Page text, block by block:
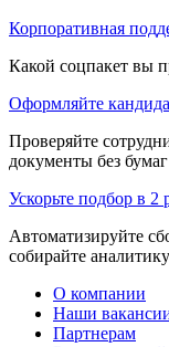
Корпоративная
Какой соцпакет вы
Оформляйте
Проверяйте
документы без
Ускорьте подбор в 2
Автоматизируйте
собирайте
О компании
Наши
Партнерам